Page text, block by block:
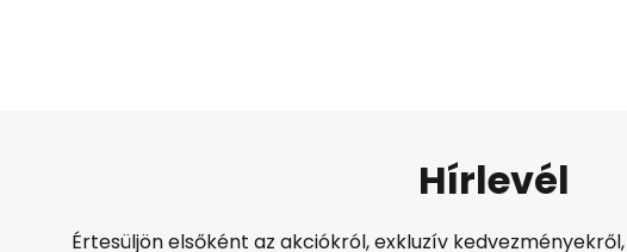
Hírlevél
Értesüljön elsőként az akciókról, exkluzív